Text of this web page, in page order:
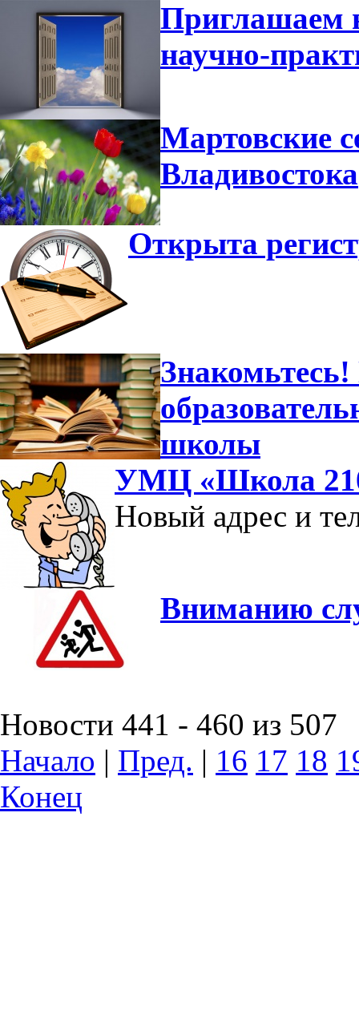
Приглашаем
научно-
Мартовские
Владивостока
Открыта
школы
УМЦ «Школа
Новый адрес и
Вниманию
Новости 441 - 460 из 507
Начало | Пред. | 16 17 18
Конец